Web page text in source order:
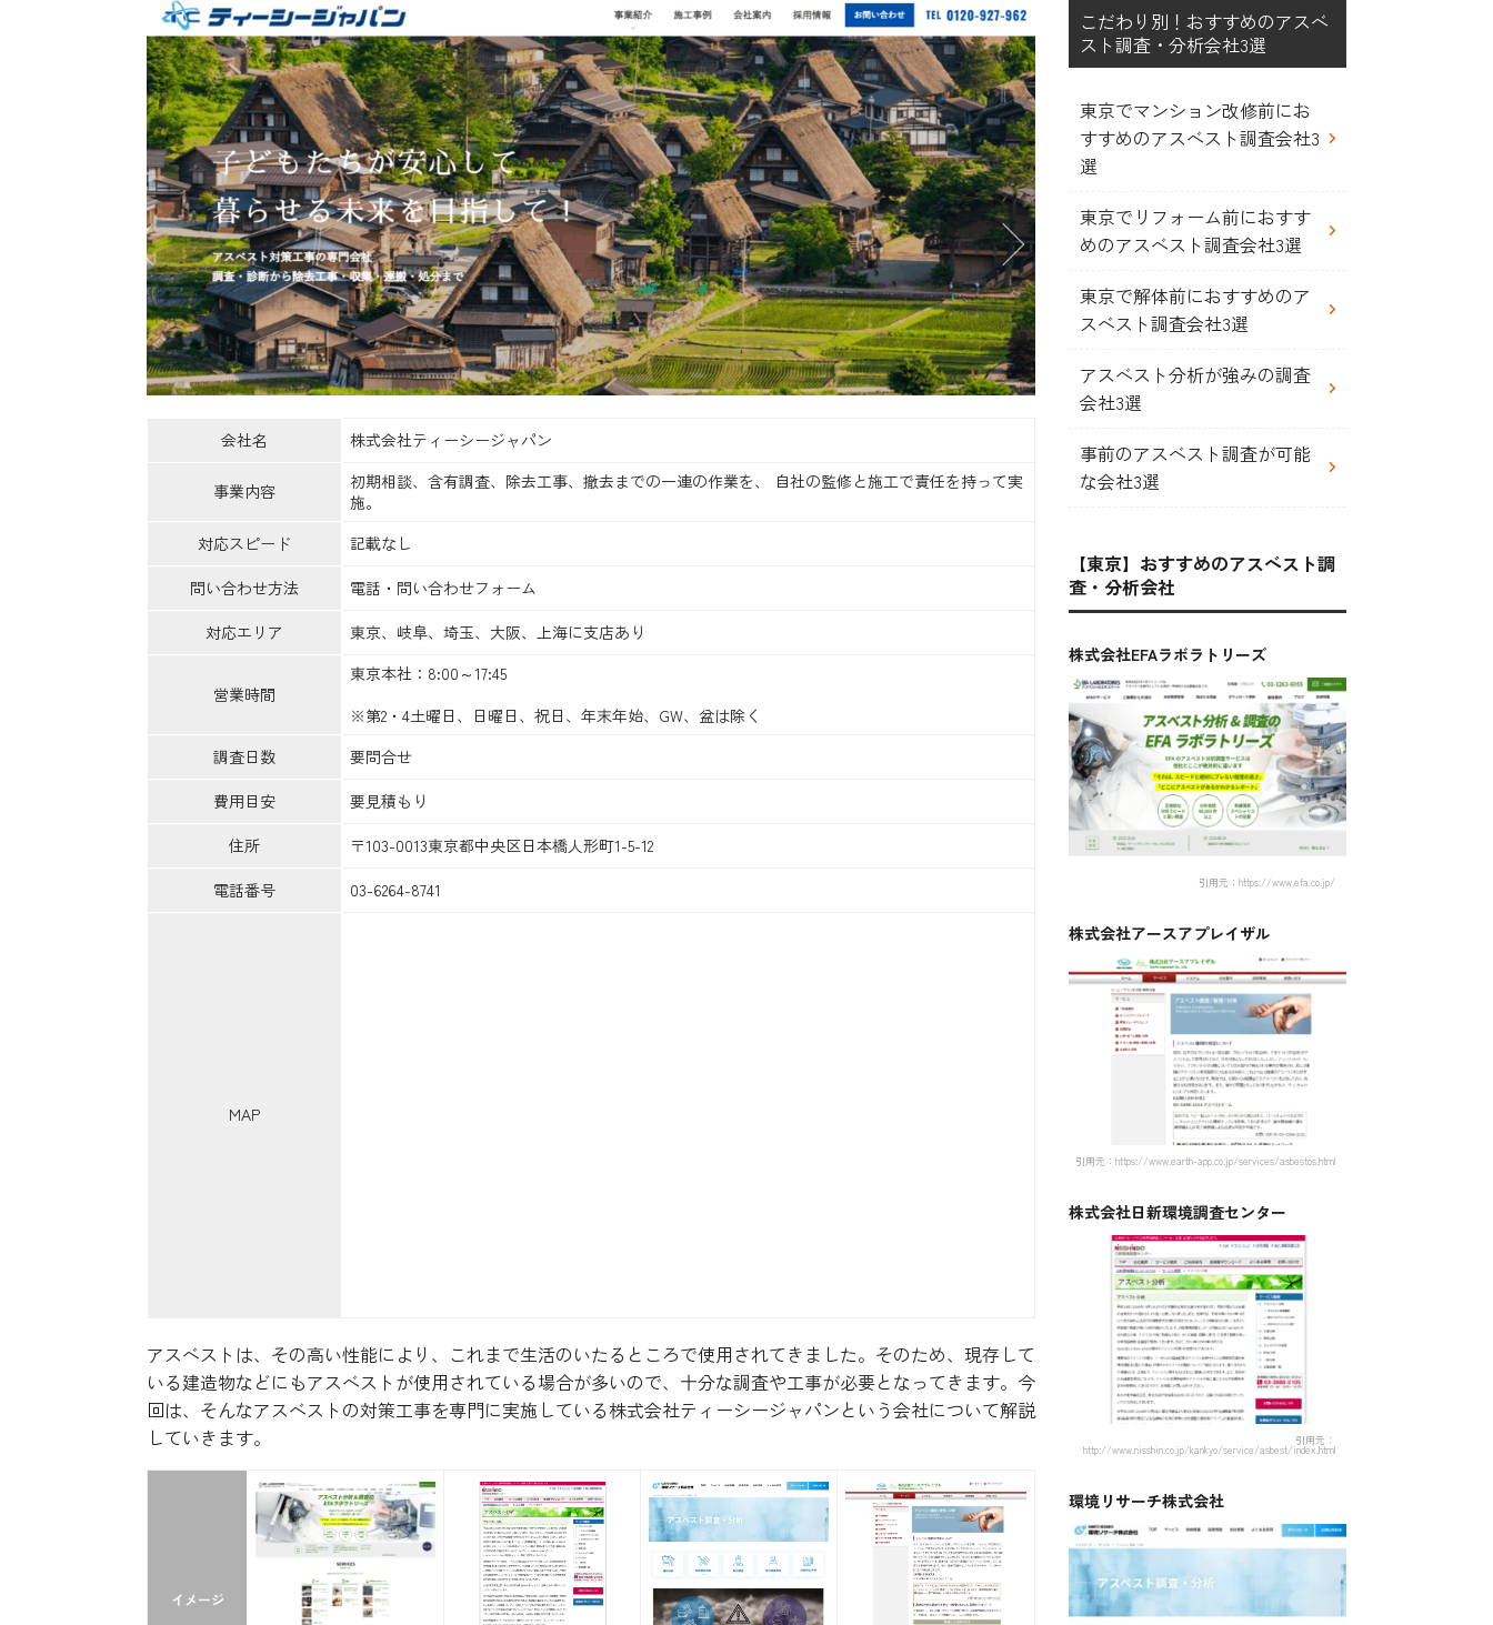
会社名 株式会社ティーシージャパン
事業内容
初期相談、含有調査、除去工事、撤去までの一連の作業を、 自社の監修と施工で責任を持って実
施。
対応スピード
記載なし
問い合わせ方法
電話・問い合わせフォーム
対応エリア
東京、岐阜、埼玉、大阪、上海に支店あり
営業時間
東京本社：8:00～17:45
※第2・4土曜日、日曜日、祝日、年末年始、GW、盆は除く
調査日数
要問合せ
費用目安
要見積もり
住所
〒103-0013東京都中央区日本橋人形町1-5-12
電話番号
03-6264-8741
MAP
アスベストは、その高い性能により、これまで生活のいたるところで使用されてきました。そのため、現存して
いる建造物などにもアスベストが使用されている場合が多いので、十分な調査や工事が必要となってきます。今
回は、そんなアスベストの対策工事を専門に実施している株式会社ティーシージャパンという会社について解説
していきます。
イメージ
こだわり別！おすすめのアスベ
スト調査・分析会社3選
東京でマンション改修前にお
すすめのアスベスト調査会社3
選
東京でリフォーム前におすす
めのアスベスト調査会社3選
東京で解体前におすすめのア
スベスト調査会社3選
アスベスト分析が強みの調査
会社3選
事前のアスベスト調査が可能
な会社3選
【東京】おすすめのアスベスト調
査・分析会社
株式会社EFAラボラトリーズ
引用元：https://www.efa.co.jp/
株式会社アースアプレイザル
引用元：https://www.earth-app.co.jp/services/asbestos.html
株式会社日新環境調査センター
引用元：
http://www.nisshin.co.jp/kankyo/service/asbest/index.html
環境リサーチ株式会社